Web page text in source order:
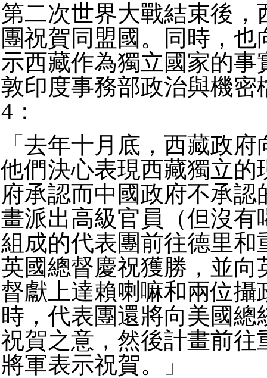
第二次世界大戰結束後，
團祝賀同盟國。同時，也
示西藏作為獨立國家的事
敦印度事務部政治與機密
4：
「去年十月底，西藏政
他們決心表現西藏獨立的
府承認而中國政府不承認
畫派出高級官員（但沒有
組成的代表團前往德里和
英國總督慶祝獲勝，並向
督獻上達賴喇嘛和兩位攝
時，代表團還將向美國總
祝賀之意，然後計畫前往
將軍表示祝賀。」